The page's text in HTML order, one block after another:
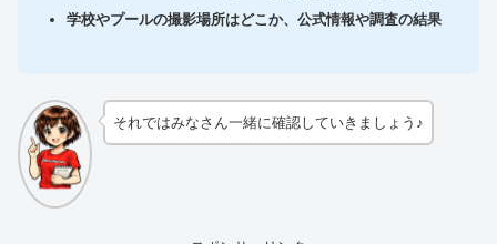
学校やプールの撮影場所はどこか、公式情報や調査の結果
それではみなさん一緒に確認していきましょう♪